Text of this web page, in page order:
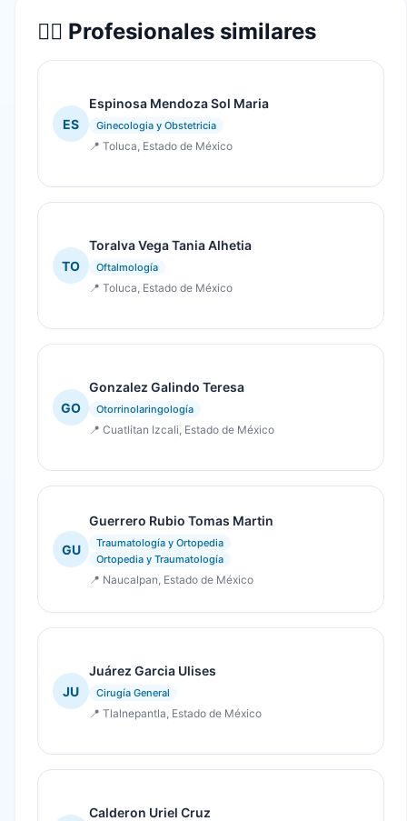
👨‍⚕️ Profesionales similares
ES
Espinosa Mendoza Sol Maria
Ginecologia y Obstetricia
📍 Toluca, Estado de México
TO
Toralva Vega Tania Alhetia
Oftalmología
📍 Toluca, Estado de México
GO
Gonzalez Galindo Teresa
Otorrinolaringología
📍 Cuatlitan Izcali, Estado de México
GU
Guerrero Rubio Tomas Martin
Traumatología y Ortopedia
Ortopedia y Traumatología
📍 Naucalpan, Estado de México
JU
Juárez Garcia Ulises
Cirugía General
📍 Tlalnepantla, Estado de México
Calderon Uriel Cruz